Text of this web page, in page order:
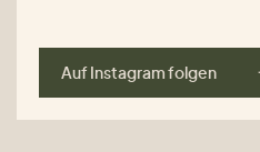
Auf Instagram folgen